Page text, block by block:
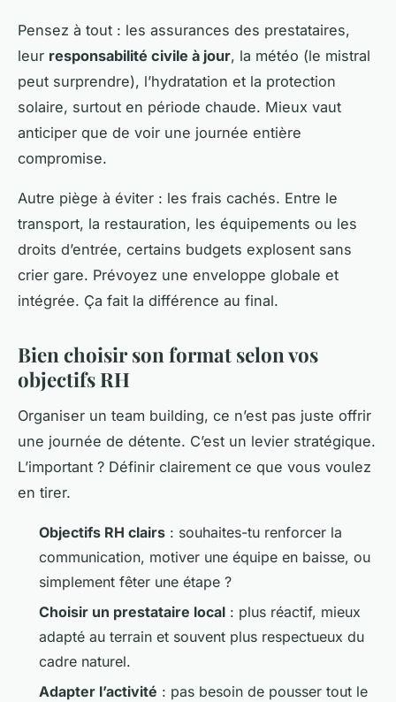
Pensez à tout : les assurances des prestataires,
leur responsabilité civile à jour, la météo (le mistral
peut surprendre), l’hydratation et la protection
solaire, surtout en période chaude. Mieux vaut
anticiper que de voir une journée entière
compromise.
Autre piège à éviter : les frais cachés. Entre le
transport, la restauration, les équipements ou les
droits d’entrée, certains budgets explosent sans
crier gare. Prévoyez une enveloppe globale et
intégrée. Ça fait la différence au final.
Bien choisir son format selon vos
objectifs RH
Organiser un team building, ce n’est pas juste offrir
une journée de détente. C’est un levier stratégique.
L’important ? Définir clairement ce que vous voulez
en tirer.
Objectifs RH clairs : souhaites-tu renforcer la
communication, motiver une équipe en baisse, ou
simplement fêter une étape ?
Choisir un prestataire local : plus réactif, mieux
adapté au terrain et souvent plus respectueux du
cadre naturel.
Adapter l’activité : pas besoin de pousser tout le